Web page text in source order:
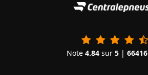
Note 4.84 sur 5 | 66416